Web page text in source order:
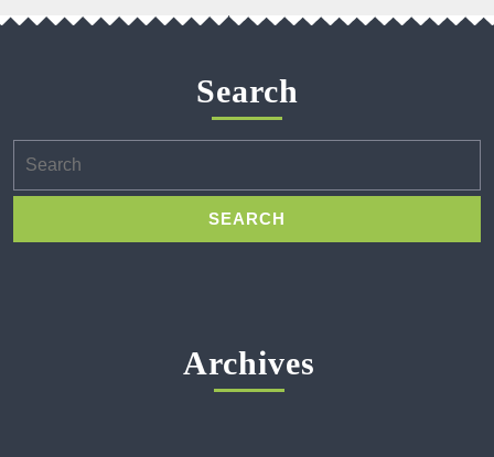
Search
for:
Archives